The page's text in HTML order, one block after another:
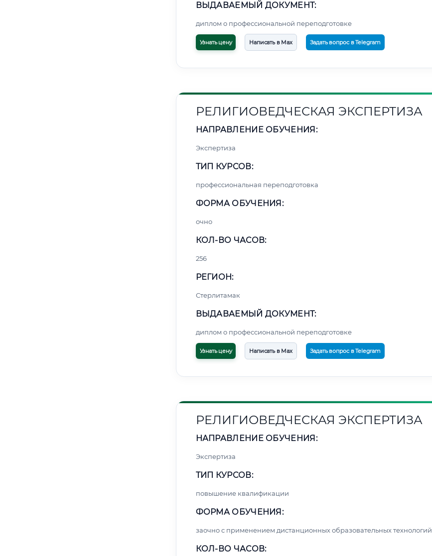
ВЫДАВАЕМЫЙ ДОКУМЕНТ:
диплом о профессиональной переподготовке
Узнать цену Написать в Max Задать вопрос в Telegram
РЕЛИГИОВЕДЧЕСКАЯ ЭКСПЕРТИЗА
НАПРАВЛЕНИЕ ОБУЧЕНИЯ:
Экспертиза
ТИП КУРСОВ:
профессиональная переподготовка
ФОРМА ОБУЧЕНИЯ:
очно
КОЛ-ВО ЧАСОВ:
256
РЕГИОН:
Стерлитамак
ВЫДАВАЕМЫЙ ДОКУМЕНТ:
диплом о профессиональной переподготовке
Узнать цену Написать в Max Задать вопрос в Telegram
РЕЛИГИОВЕДЧЕСКАЯ ЭКСПЕРТИЗА
НАПРАВЛЕНИЕ ОБУЧЕНИЯ:
Экспертиза
ТИП КУРСОВ:
повышение квалификации
ФОРМА ОБУЧЕНИЯ:
заочно с применением дистанционных образовательных технологий
КОЛ-ВО ЧАСОВ: